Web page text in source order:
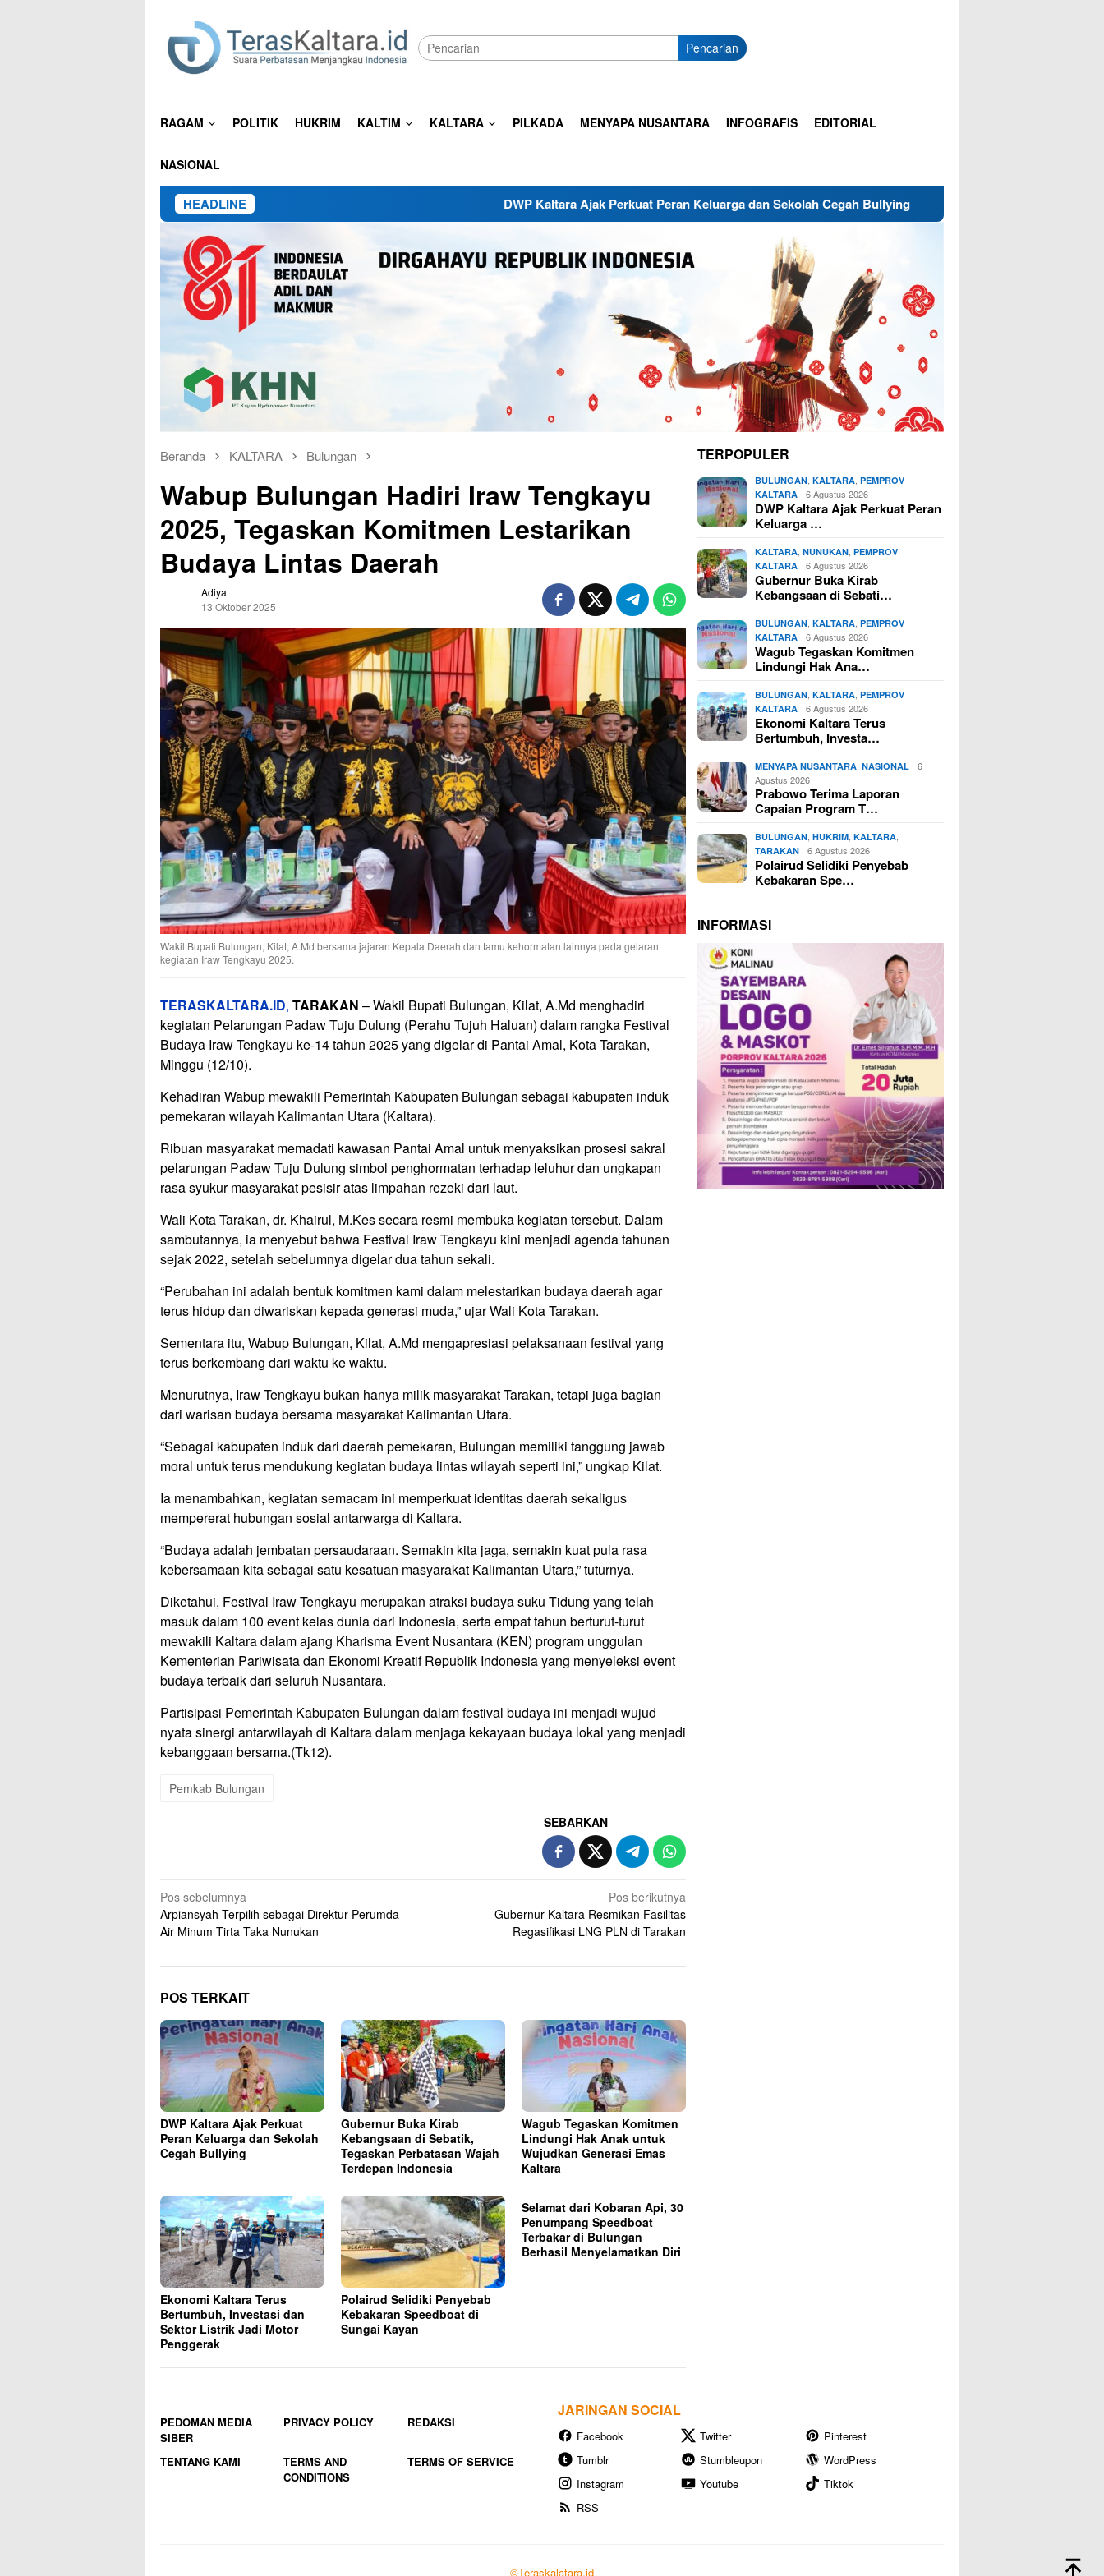
konten
Pencarian
RAGAM POLITIK HUKRIM KALTIM KALTARA PILKADA MENYAPA NUSANTARA INFOGRAFIS EDITORIAL
NASIONAL
HEADLINE DWP Kaltara Ajak Perkuat Peran Keluarga dan Sekolah Cegah Bullying Gubernur Buka Kirab Kebangsaan di
Beranda KALTARA Bulungan
Wabup Bulungan Hadiri Iraw Tengkayu
2025, Tegaskan Komitmen Lestarikan
Budaya Lintas Daerah
Adiya
13 Oktober 2025
Wakil Bupati Bulungan, Kilat, A.Md bersama jajaran Kepala Daerah dan tamu kehormatan lainnya pada gelaran
kegiatan Iraw Tengkayu 2025.
TERASKALTARA.ID, TARAKAN – Wakil Bupati Bulungan, Kilat, A.Md menghadiri
kegiatan Pelarungan Padaw Tuju Dulung (Perahu Tujuh Haluan) dalam rangka Festival
Budaya Iraw Tengkayu ke-14 tahun 2025 yang digelar di Pantai Amal, Kota Tarakan,
Minggu (12/10).
Kehadiran Wabup mewakili Pemerintah Kabupaten Bulungan sebagai kabupaten induk
pemekaran wilayah Kalimantan Utara (Kaltara).
Ribuan masyarakat memadati kawasan Pantai Amal untuk menyaksikan prosesi sakral
pelarungan Padaw Tuju Dulung simbol penghormatan terhadap leluhur dan ungkapan
rasa syukur masyarakat pesisir atas limpahan rezeki dari laut.
Wali Kota Tarakan, dr. Khairul, M.Kes secara resmi membuka kegiatan tersebut. Dalam
sambutannya, ia menyebut bahwa Festival Iraw Tengkayu kini menjadi agenda tahunan
sejak 2022, setelah sebelumnya digelar dua tahun sekali.
“Perubahan ini adalah bentuk komitmen kami dalam melestarikan budaya daerah agar
terus hidup dan diwariskan kepada generasi muda,” ujar Wali Kota Tarakan.
Sementara itu, Wabup Bulungan, Kilat, A.Md mengapresiasi pelaksanaan festival yang
terus berkembang dari waktu ke waktu.
Menurutnya, Iraw Tengkayu bukan hanya milik masyarakat Tarakan, tetapi juga bagian
dari warisan budaya bersama masyarakat Kalimantan Utara.
“Sebagai kabupaten induk dari daerah pemekaran, Bulungan memiliki tanggung jawab
moral untuk terus mendukung kegiatan budaya lintas wilayah seperti ini,” ungkap Kilat.
Ia menambahkan, kegiatan semacam ini memperkuat identitas daerah sekaligus
mempererat hubungan sosial antarwarga di Kaltara.
“Budaya adalah jembatan persaudaraan. Semakin kita jaga, semakin kuat pula rasa
kebersamaan kita sebagai satu kesatuan masyarakat Kalimantan Utara,” tuturnya.
Diketahui, Festival Iraw Tengkayu merupakan atraksi budaya suku Tidung yang telah
masuk dalam 100 event kelas dunia dari Indonesia, serta empat tahun berturut-turut
mewakili Kaltara dalam ajang Kharisma Event Nusantara (KEN) program unggulan
Kementerian Pariwisata dan Ekonomi Kreatif Republik Indonesia yang menyeleksi event
budaya terbaik dari seluruh Nusantara.
Partisipasi Pemerintah Kabupaten Bulungan dalam festival budaya ini menjadi wujud
nyata sinergi antarwilayah di Kaltara dalam menjaga kekayaan budaya lokal yang menjadi
kebanggaan bersama.(Tk12).
Pemkab Bulungan
SEBARKAN
Navigasi
pos
Pos sebelumnya
Arpiansyah Terpilih sebagai Direktur Perumda
Air Minum Tirta Taka Nunukan
Pos berikutnya
Gubernur Kaltara Resmikan Fasilitas
Regasifikasi LNG PLN di Tarakan
POS TERKAIT
DWP Kaltara Ajak Perkuat
Peran Keluarga dan Sekolah
Cegah Bullying
Gubernur Buka Kirab
Kebangsaan di Sebatik,
Tegaskan Perbatasan Wajah
Terdepan Indonesia
Wagub Tegaskan Komitmen
Lindungi Hak Anak untuk
Wujudkan Generasi Emas
Kaltara
Ekonomi Kaltara Terus
Bertumbuh, Investasi dan
Sektor Listrik Jadi Motor
Penggerak
Polairud Selidiki Penyebab
Kebakaran Speedboat di
Sungai Kayan
Selamat dari Kobaran Api, 30
Penumpang Speedboat
Terbakar di Bulungan
Berhasil Menyelamatkan Diri
TERPOPULER
BULUNGAN ,KALTARA ,PEMPROV
KALTARA
6 Agustus 2026
DWP Kaltara Ajak Perkuat Peran
Keluarga …
KALTARA ,NUNUKAN ,PEMPROV
KALTARA
6 Agustus 2026
Gubernur Buka Kirab
Kebangsaan di Sebati…
BULUNGAN ,KALTARA ,PEMPROV
KALTARA
6 Agustus 2026
Wagub Tegaskan Komitmen
Lindungi Hak Ana…
BULUNGAN ,KALTARA ,PEMPROV
KALTARA
6 Agustus 2026
Ekonomi Kaltara Terus
Bertumbuh, Investa…
MENYAPA NUSANTARA ,NASIONAL
6
Agustus 2026
Prabowo Terima Laporan
Capaian Program T…
BULUNGAN ,HUKRIM ,KALTARA
TARAKAN 6 Agustus 2026
Polairud Selidiki Penyebab
Kebakaran Spe…
INFORMASI
PEDOMAN MEDIA
SIBER
PRIVACY POLICY REDAKSI
TENTANG KAMI
TERMS AND
CONDITIONS
TERMS OF SERVICE
JARINGAN SOCIAL
Facebook Twitter
Pinterest
Tumblr
Stumbleupon
WordPress
Instagram
Youtube
Tiktok
RSS
©Teraskalatara.id